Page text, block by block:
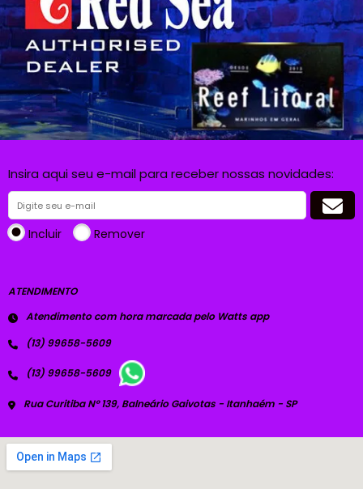
Insira aqui seu e-mail para receber nossas novidades:
Incluir Remover
ATENDIMENTO
Atendimento com hora marcada pelo Watts app
(13) 99658-5609
(13) 99658-5609
Rua Curitiba Nº 139, Balneário Gaivotas - Itanhaém - SP